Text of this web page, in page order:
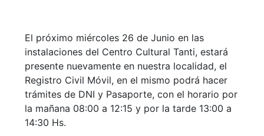
El próximo miércoles 26 de Junio en las
instalaciones del Centro Cultural Tanti, estará
presente nuevamente en nuestra localidad, el
Registro Civil Móvil, en el mismo podrá hacer
trámites de DNI y Pasaporte, con el horario por
la mañana 08:00 a 12:15 y por la tarde 13:00 a
14:30 Hs.